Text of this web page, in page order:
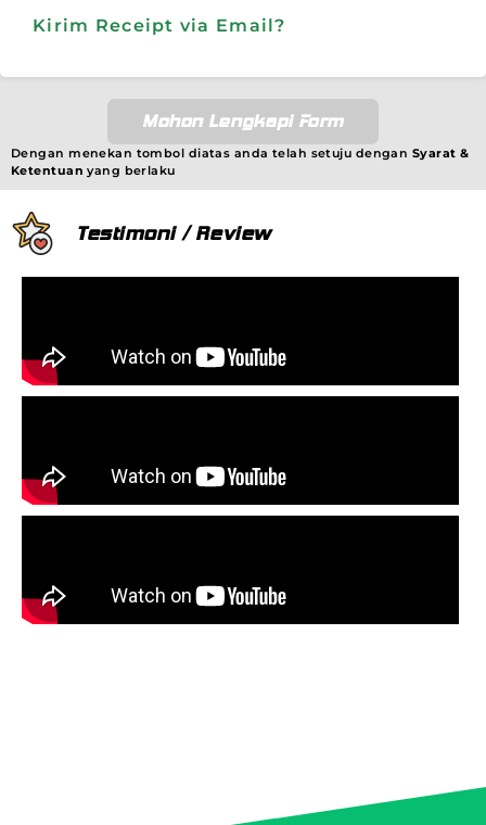
Kirim Receipt via Email?
Mohon Lengkapi Form
Dengan menekan tombol diatas anda telah setuju dengan Syarat &
Ketentuan yang berlaku
Testimoni / Review